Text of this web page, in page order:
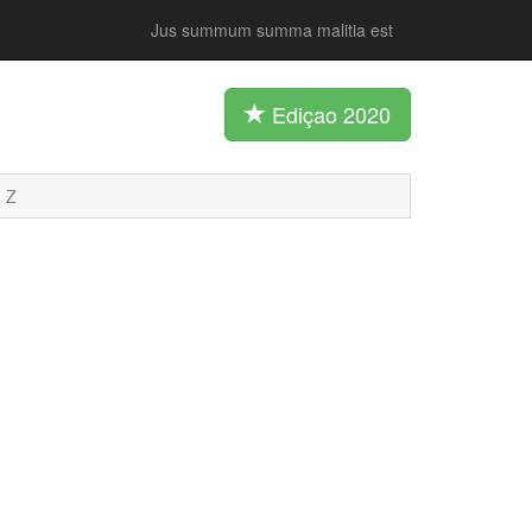
Jus summum summa malitia est
Ediçao 2020
Z